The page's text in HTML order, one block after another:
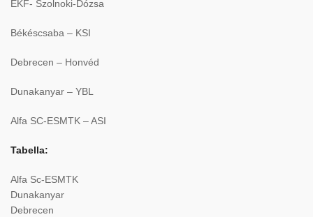
EKF- Szolnoki-Dózsa
Békéscsaba – KSI
Debrecen – Honvéd
Dunakanyar – YBL
Alfa SC-ESMTK – ASI
Tabella:
Alfa Sc-ESMTK
Dunakanyar
Debrecen